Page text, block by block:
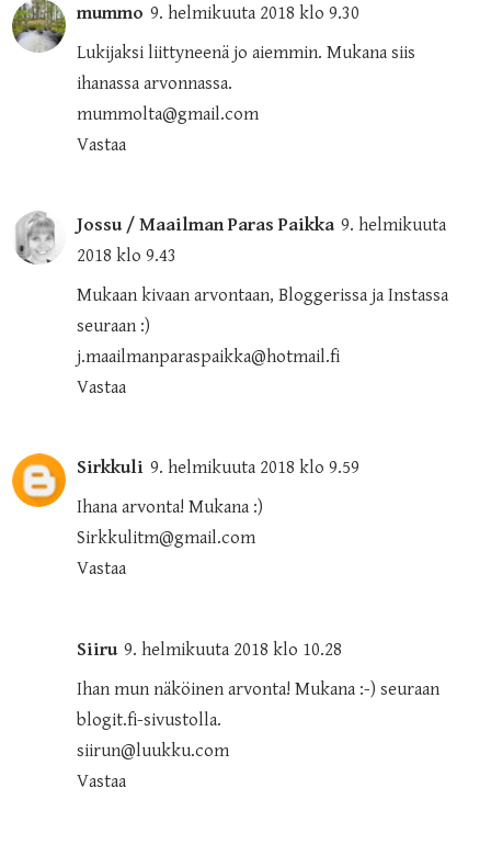
mummo 9. helmikuuta 2018 klo 9.30
Lukijaksi liittyneenä jo aiemmin. Mukana siis
ihanassa arvonnassa.
mummolta@gmail.com
Vastaa
Jossu / Maailman Paras Paikka 9. helmikuuta
2018 klo 9.43
Mukaan kivaan arvontaan, Bloggerissa ja Instassa
seuraan :)
j.maailmanparaspaikka@hotmail.fi
Vastaa
Sirkkuli 9. helmikuuta 2018 klo 9.59
Ihana arvonta! Mukana :)
Sirkkulitm@gmail.com
Vastaa
Siiru 9. helmikuuta 2018 klo 10.28
Ihan mun näköinen arvonta! Mukana :-) seuraan
blogit.fi-sivustolla.
siirun@luukku.com
Vastaa